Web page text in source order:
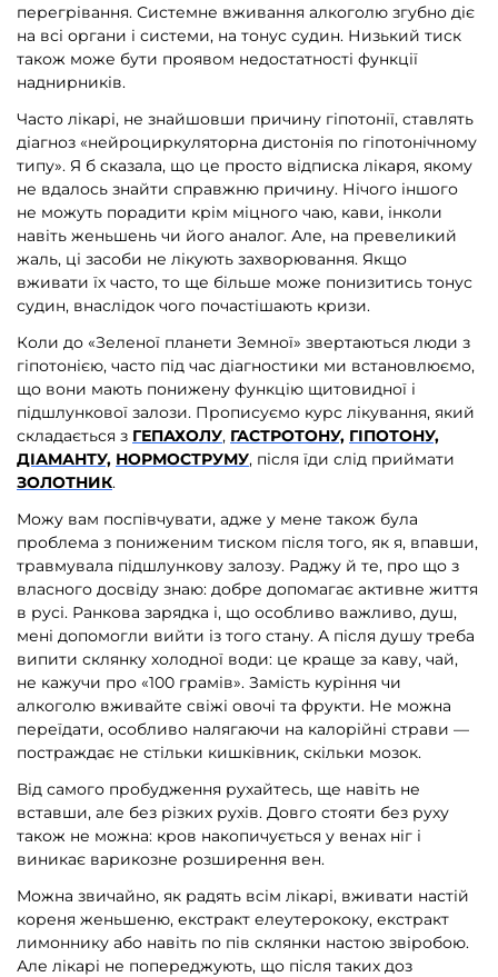
перегрівання. Системне вживання алкоголю згубно діє
на всі органи і системи, на тонус судин. Низький тиск
також може бути проявом недостатності функції
наднирників.
Часто лікарі, не знайшовши причину гіпотонії, ставлять
діагноз «нейроциркуляторна дистонія по гіпотонічному
типу». Я б сказала, що це просто відписка лікаря, якому
не вдалось знайти справжню причину. Нічого іншого
не можуть порадити крім міцного чаю, кави, інколи
навіть женьшень чи його аналог. Але, на превеликий
жаль, ці засоби не лікують захворювання. Якщо
вживати їх часто, то ще більше може понизитись тонус
судин, внаслідок чого почастішають кризи.
Коли до «Зеленої планети Земної» звертаються люди з
гіпотонією, часто під час діагностики ми встановлюємо,
що вони мають понижену функцію щитовидної і
підшлункової залози. Прописуємо курс лікування, який
складається з ГЕПАХОЛУ, ГАСТРОТОНУ, ГІПОТОНУ,
ДІАМАНТУ, НОРМОСТРУМУ, після їди слід приймати
ЗОЛОТНИК.
Можу вам поспівчувати, адже у мене також була
проблема з пониженим тиском після того, як я, впавши,
травмувала підшлункову залозу. Раджу й те, про що з
власного досвіду знаю: добре допомагає активне життя
в русі. Ранкова зарядка і, що особливо важливо, душ,
мені допомогли вийти із того стану. А після душу треба
випити склянку холодної води: це краще за каву, чай,
не кажучи про «100 грамів». Замість куріння чи
алкоголю вживайте свіжі овочі та фрукти. Не можна
переїдати, особливо налягаючи на калорійні страви —
постраждає не стільки кишківник, скільки мозок.
Від самого пробудження рухайтесь, ще навіть не
вставши, але без різких рухів. Довго стояти без руху
також не можна: кров накопичується у венах ніг і
виникає варикозне розширення вен.
Можна звичайно, як радять всім лікарі, вживати настій
кореня женьшеню, екстракт елеутерококу, екстракт
лимоннику або навіть по пів склянки настою звіробою.
Але лікарі не попереджують, що після таких доз